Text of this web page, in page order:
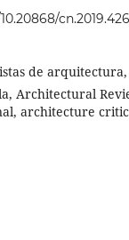
de
Architectural
architecture